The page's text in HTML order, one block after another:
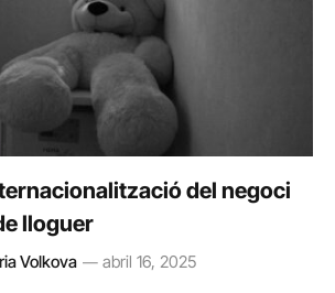
del negoci
lloguer
Volkova abril 16, 2025